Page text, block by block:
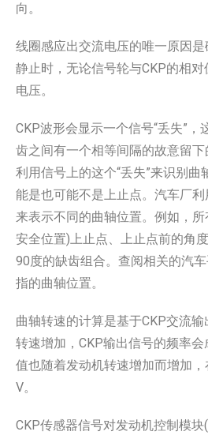
向。
线圈感应出交流电压的唯一原因
静止时，无论信号轮与CKP的相
电压。
CKP波形会显示一个信号“丢失”，
齿之间有一个相等间隔的故意留
利用信号上的这个“丢失”来识别
能是也可能不是上止点。汽车厂
来表示不同的曲轴位置。例如，
安全位置)上止点、上止点前的角
90度的缺齿组合。查阅相关的汽
指的曲轴位置。
曲轴转速的计算是基于CKP交流
转速增加，CKP输出信号的频率
值也随着发动机转速增加而增加
V。
CKP传感器信号对发动机控制模块